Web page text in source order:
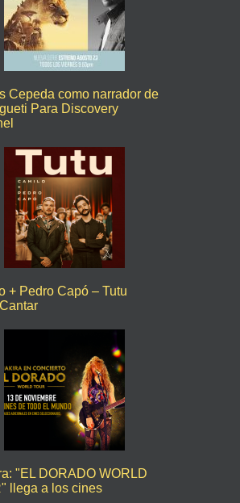
Cepeda como narrador de
Para Discovery
+ Pedro Capó – Tutu
"EL DORADO WORLD
llega a los cines